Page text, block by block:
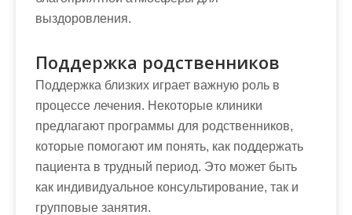
выздоровления.
Поддержка родственников
Поддержка близких играет важную роль в
процессе лечения. Некоторые клиники
предлагают программы для родственников,
которые помогают им понять, как поддержать
пациента в трудный период. Это может быть
как индивидуальное консультирование, так и
групповые занятия.